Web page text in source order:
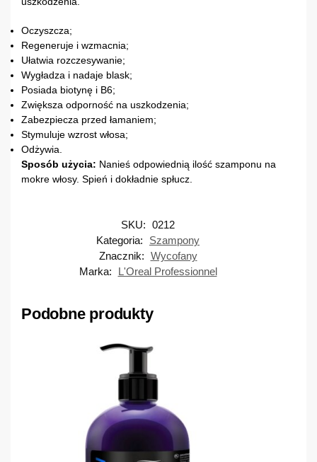
Oczyszcza;
Regeneruje i wzmacnia;
Ułatwia rozczesywanie;
Wygładza i nadaje blask;
Posiada biotynę i B6;
Zwiększa odporność na uszkodzenia;
Zabezpiecza przed łamaniem;
Stymuluje wzrost włosa;
Odżywia.
Sposób użycia: Nanieś odpowiednią ilość szamponu na
mokre włosy. Spień i dokładnie spłucz.
SKU: 0212
Kategoria:
Szampony
Znacznik: Wycofany
Marka:
L'Oreal Professionnel
Podobne produkty